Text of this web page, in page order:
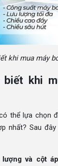
khi mua máy
khi
thể lựa chọn
nhất? Sau
và cột